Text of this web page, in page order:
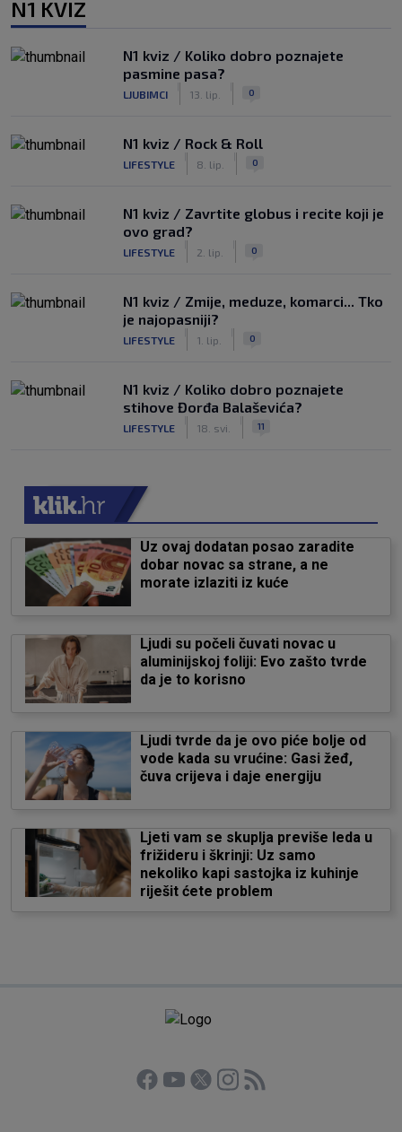
N1 KVIZ
N1 kviz / Koliko dobro poznajete
pasmine pasa?
LJUBIMCI 13. lip. 0
N1 kviz / Rock & Roll
LIFESTYLE 8. lip. 0
N1 kviz / Zavrtite globus i recite koji je
ovo grad?
LIFESTYLE 2. lip. 0
N1 kviz / Zmije, meduze, komarci... Tko
je najopasniji?
LIFESTYLE 1. lip. 0
N1 kviz / Koliko dobro poznajete
stihove Đorđa Balaševića?
LIFESTYLE 18. svi. 11
Uz ovaj dodatan posao zaradite
dobar novac sa strane, a ne
morate izlaziti iz kuće
Ljudi su počeli čuvati novac u
aluminijskoj foliji: Evo zašto tvrde
da je to korisno
Ljudi tvrde da je ovo piće bolje od
vode kada su vrućine: Gasi žeđ,
čuva crijeva i daje energiju
Ljeti vam se skuplja previše leda u
frižideru i škrinji: Uz samo
nekoliko kapi sastojka iz kuhinje
riješit ćete problem